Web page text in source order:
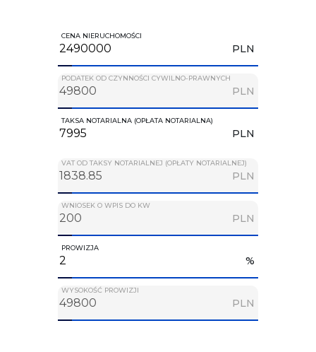
CENA NIERUCHOMOŚCI
PLN
PODATEK OD CZYNNOŚCI CYWILNO-PRAWNYCH
PLN
TAKSA NOTARIALNA (OPŁATA NOTARIALNA)
PLN
VAT OD TAKSY NOTARIALNEJ (OPŁATY NOTARIALNEJ)
PLN
WNIOSEK O WPIS DO KW
PLN
PROWIZJA
%
WYSOKOŚĆ PROWIZJI
PLN